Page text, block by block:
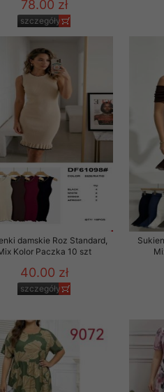
78.00 zł
szczegóły
damskie Roz Standard,
Kolor Paczka 10 szt
40.00 zł
szczegóły